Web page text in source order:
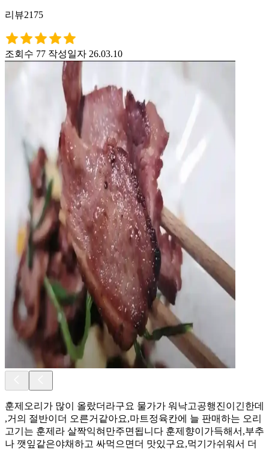
리뷰2175
조회수 77 작성일자 26.03.10
훈제오리가 많이 올랐더라구요 물가가 워낙고공행진이긴한데
,거의 절반이더 오른거같아요,마트정육칸에 늘 판매하는 오리
고기는 훈제라 살짝익혀만주면됩니다 훈제향이가득해서,부추
나 깻잎같은야채하고 싸먹으면더 맛있구요,먹기가쉬워서 더